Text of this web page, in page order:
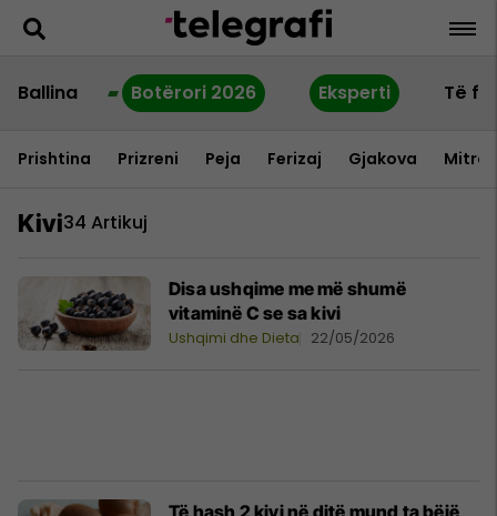
Ballina Botërori 2026 Eksperti Të
Prishtina Prizreni Peja Ferizaj Gjakova
Kivi34 Artikuj
Disa ushqime me më shumë
vitaminë C se sa kivi
Ushqimi dhe Dieta 22/05/2026
Të hash 2 kivi në ditë mund ta bëjë